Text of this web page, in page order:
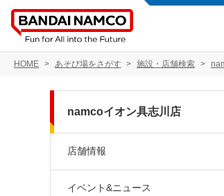
HOME あそび場をさがす 施設・店舗検索
namcoイオン具志川店
店舗情報
イベント&ニュース